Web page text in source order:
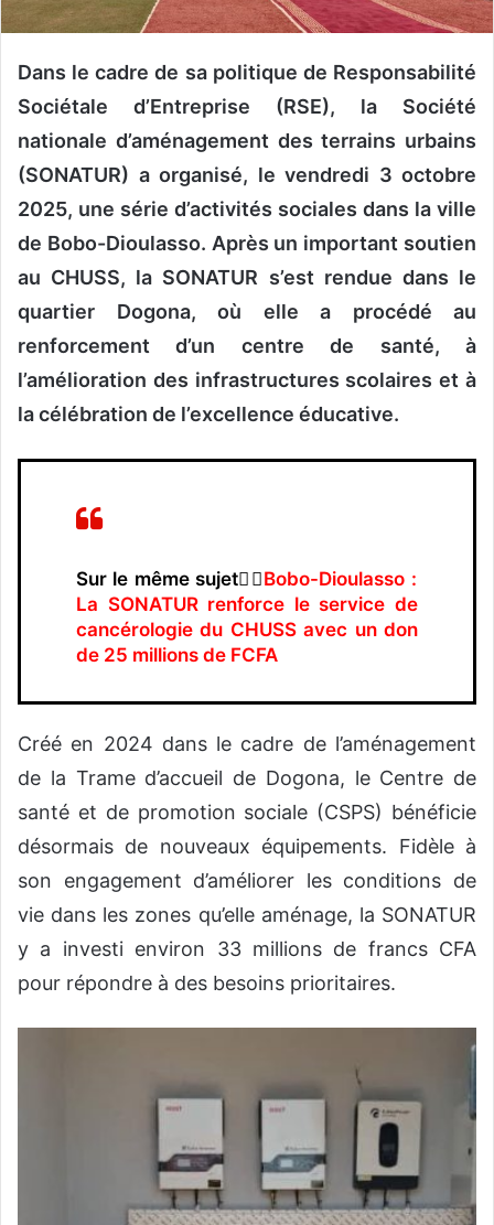
c
u
r
i
e
l
Dans le cadre de sa politique de Responsabilité
Sociétale d’Entreprise (RSE), la Société
nationale d’aménagement des terrains urbains
(SONATUR) a organisé, le vendredi 3 octobre
2025, une série d’activités sociales dans la ville
de Bobo-Dioulasso. Après un important soutien
au CHUSS, la SONATUR s’est rendue dans le
quartier Dogona, où elle a procédé au
renforcement d’un centre de santé, à
l’amélioration des infrastructures scolaires et à
la célébration de l’excellence éducative.
Sur le même sujet👉🏿Bobo-Dioulasso :
La SONATUR renforce le service de
cancérologie du CHUSS avec un don
de 25 millions de FCFA
Créé en 2024 dans le cadre de l’aménagement
de la Trame d’accueil de Dogona, le Centre de
santé et de promotion sociale (CSPS) bénéficie
désormais de nouveaux équipements. Fidèle à
son engagement d’améliorer les conditions de
vie dans les zones qu’elle aménage, la SONATUR
y a investi environ 33 millions de francs CFA
pour répondre à des besoins prioritaires.